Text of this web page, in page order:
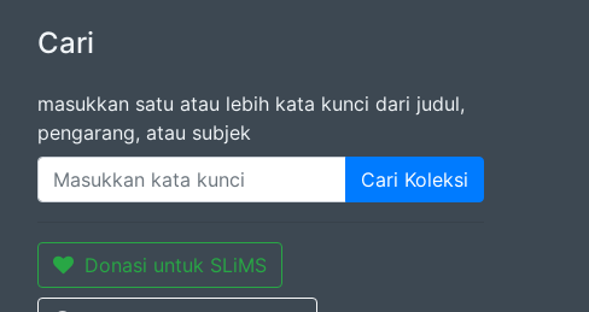
Cari
masukkan satu atau lebih kata kunci dari judul,
pengarang, atau subjek
Cari Koleksi
Donasi untuk SLiMS